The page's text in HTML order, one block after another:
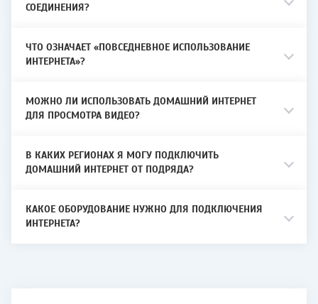
Для частных домов условия подключения
проверки адреса.
Как проверить адрес и подключиться
Чтобы проверить адрес, оставьте заявку
После проверки технической возможности
специалист подберет доступный вариант
Абоненты могут управлять услугами через
СОЕДИНЕНИЯ?
ЧТО ОЗНАЧАЕТ «ПОВСЕДНЕВНОЕ ИСПОЛЬЗОВАНИЕ
ИНТЕРНЕТА»?
МОЖНО ЛИ ИСПОЛЬЗОВАТЬ ДОМАШНИЙ ИНТЕРНЕТ
ДЛЯ ПРОСМОТРА ВИДЕО?
В КАКИХ РЕГИОНАХ Я МОГУ ПОДКЛЮЧИТЬ
ДОМАШНИЙ ИНТЕРНЕТ ОТ ПОДРЯДА?
КАКОЕ ОБОРУДОВАНИЕ НУЖНО ДЛЯ ПОДКЛЮЧЕНИЯ
ИНТЕРНЕТА?